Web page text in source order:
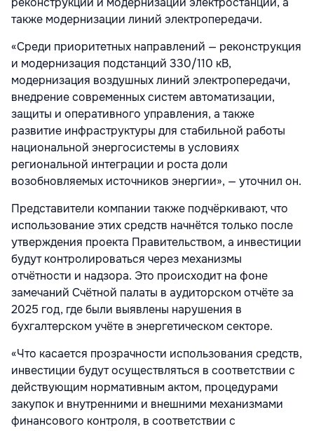
также модернизации линий электропередачи.
«Среди приоритетных направлений — реконструкция
и модернизация подстанций 330/110 кВ,
модернизация воздушных линий электропередачи,
внедрение современных систем автоматизации,
защиты и оперативного управления, а также
развитие инфраструктуры для стабильной работы
национальной энергосистемы в условиях
региональной интеграции и роста доли
возобновляемых источников энергии», — уточнил он.
Представители компании также подчёркивают, что
использование этих средств начнётся только после
утверждения проекта Правительством, а инвестиции
будут контролироваться через механизмы
отчётности и надзора. Это происходит на фоне
замечаний Счётной палаты в аудиторском отчёте за
2025 год, где были выявлены нарушения в
бухгалтерском учёте в энергетическом секторе.
«Что касается прозрачности использования средств,
инвестиции будут осуществляться в соответствии с
действующим нормативным актом, процедурами
закупок и внутренними и внешними механизмами
финансового контроля, в соответствии с